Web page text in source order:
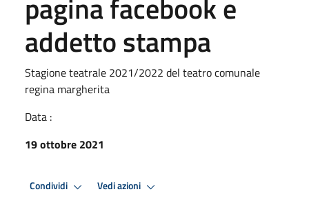
addetto stampa
Stagione teatrale 2021/2022 del teatro comunale
regina margherita
Data :
19 ottobre 2021
Condividi Vedi azioni